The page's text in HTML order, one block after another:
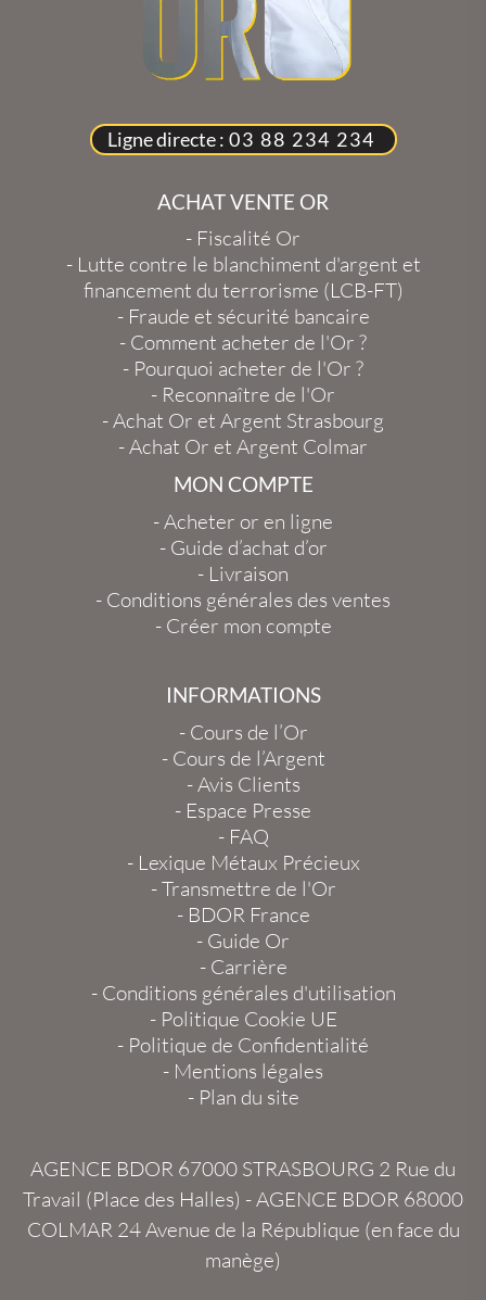
Ligne directe : 03 88 234 234
ACHAT VENTE OR
- Fiscalité Or
- Lutte contre le blanchiment d'argent et
financement du terrorisme (LCB-FT)
- Fraude et sécurité bancaire
- Comment acheter de l'Or ?
- Pourquoi acheter de l'Or ?
- Reconnaître de l'Or
-Achat Or et Argent Strasbourg
-Achat Or et Argent Colmar
MON COMPTE
-Acheter or en ligne
- Guide d’achat d’or
- Livraison
- Conditions générales des ventes
- Créer mon compte
INFORMATIONS
- Cours de l’Or
- Cours de l’Argent
-Avis Clients
- Espace Presse
- FAQ
- Lexique Métaux Précieux
-Transmettre de l'Or
- BDOR France
- Guide Or
- Carrière
- Conditions générales d'utilisation
- Politique Cookie UE
- Politique de Confidentialité
- Mentions légales
- Plan du site
AGENCE BDOR 67000 STRASBOURG 2 Rue du
Travail (Place des Halles) -AGENCE BDOR 68000
COLMAR24 Avenue de la République (en face du
manège)